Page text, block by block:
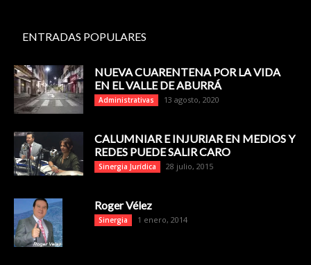
ENTRADAS POPULARES
NUEVA CUARENTENA POR LA VIDA
EN EL VALLE DE ABURRÁ
Administrativas 13 agosto, 2020
CALUMNIAR E INJURIAR EN MEDIOS Y
REDES PUEDE SALIR CARO
Sinergia Jurídica 28 julio, 2015
Roger Vélez
Sinergia 1 enero, 2014